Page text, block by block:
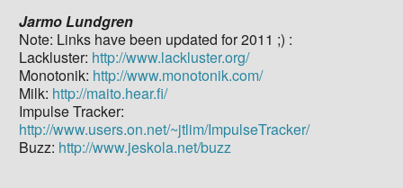
Jarmo Lundgren
Note: Links have been updated for 2011 ;) :
Lackluster: http://www.lackluster.org/
Monotonik: http://www.monotonik.com/
Milk: http://maito.hear.fi/
Impulse Tracker:
http://www.users.on.net/~jtlim/ImpulseTracker/
Buzz: http://www.jeskola.net/buzz